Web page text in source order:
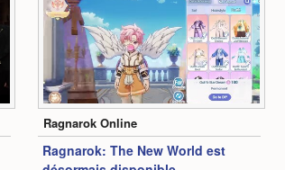
2:30
Ragnarok Online
Ragnarok: The New World est